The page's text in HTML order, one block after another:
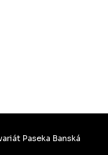
Paseka Banská